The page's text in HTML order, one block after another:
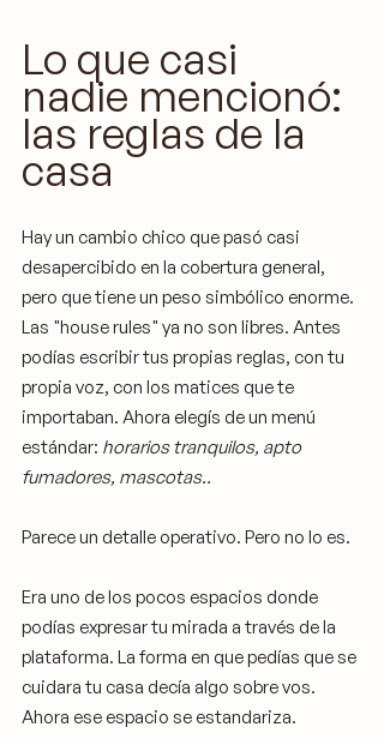
Lo que casi
nadie mencionó:
las reglas de la
casa
Hay un cambio chico que pasó casi
desapercibido en la cobertura general,
pero que tiene un peso simbólico enorme.
Las "house rules" ya no son libres. Antes
podías escribir tus propias reglas, con tu
propia voz, con los matices que te
importaban. Ahora elegís de un menú
estándar: horarios tranquilos, apto
fumadores, mascotas..
Parece un detalle operativo. Pero no lo es.
Era uno de los pocos espacios donde
podías expresar tu mirada a través de la
plataforma. La forma en que pedías que se
cuidara tu casa decía algo sobre vos.
Ahora ese espacio se estandariza.